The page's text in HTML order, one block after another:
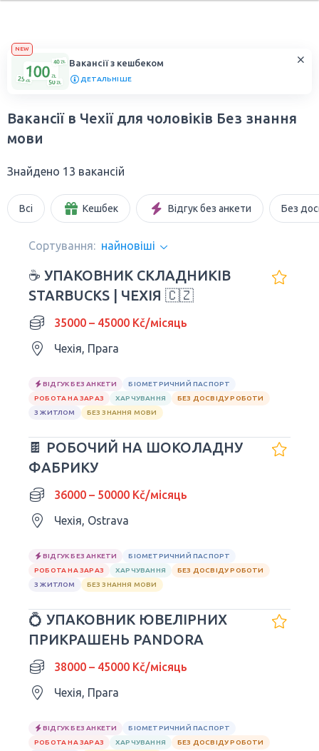
NEW
Вакансії з кешбеком
ДЕТАЛЬНІШЕ
Вакансії в Чехії для чоловіків Без знання
мови
Знайдено 13 вакансій
Всі Кешбек Відгук без анкети Без
Сортування: найновіші
☕ УПАКОВНИК СКЛАДНИКІВ
STARBUCKS | ЧЕХІЯ 🇨🇿
35000 – 45000 Kč/місяць
Чехія, Прага
ВІДГУК БЕЗ АНКЕТИ
БІОМЕТРИЧНИЙ ПАСПОРТ
РОБОТА НА ЗАРАЗ
ХАРЧУВАННЯ
БЕЗ ДОСВІДУ РОБОТИ
З ЖИТЛОМ
БЕЗ ЗНАННЯ МОВИ
🍫 РОБОЧИЙ НА ШОКОЛАДНУ
ФАБРИКУ
36000 – 50000 Kč/місяць
Чехія, Ostrava
ВІДГУК БЕЗ АНКЕТИ
БІОМЕТРИЧНИЙ ПАСПОРТ
РОБОТА НА ЗАРАЗ
ХАРЧУВАННЯ
БЕЗ ДОСВІДУ РОБОТИ
З ЖИТЛОМ
БЕЗ ЗНАННЯ МОВИ
💍 УПАКОВНИК ЮВЕЛІРНИХ
ПРИКРАШЕНЬ PANDORA
38000 – 45000 Kč/місяць
Чехія, Прага
ВІДГУК БЕЗ АНКЕТИ
БІОМЕТРИЧНИЙ ПАСПОРТ
РОБОТА НА ЗАРАЗ
ХАРЧУВАННЯ
БЕЗ ДОСВІДУ РОБОТИ